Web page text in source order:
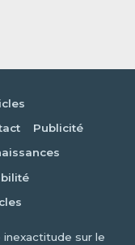
Publicité
inexactitude sur le